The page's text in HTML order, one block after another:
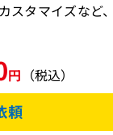
タマイズなど
円 （税込）